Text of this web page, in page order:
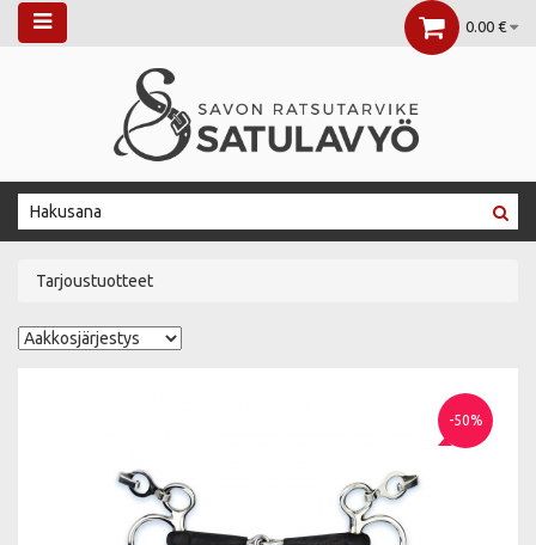
0.00 €
Tarjoustuotteet
-50%